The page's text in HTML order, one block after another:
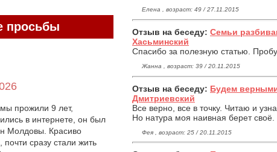
Елена , возраст: 49 / 27.11.2015
Отзыв на беседу: Семьи
Хасьминский
Спасибо за полезную статью.
Жанна , возраст: 39 / 20.11.2015
Отзыв на беседу: Будем
Дмитриевский
Все верно, все в точку. Читаю и
Но натура моя наивная берет своё.
Фея , возраст: 25 / 20.11.2015
просьбы
прожили 9 лет,
в интернете, он был
Молдовы. Красиво
почти сразу стали жить